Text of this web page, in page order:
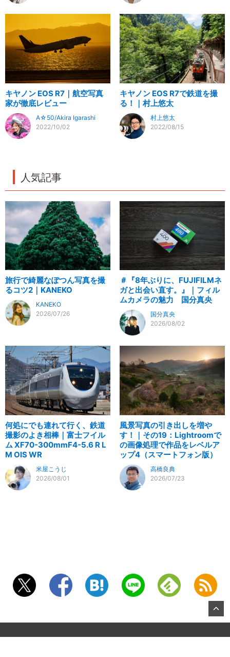
キヤノン EOS R7｜航空写真
家が徹底レビュー
A☆50/Akira Igarashi
2022/10/02
キヤノン EOS R7で鉄道を撮
る！｜村上悠太
村上悠太
2022/08/15
人気記事
旅行で綺麗なぽつん写真を撮
るコツ2｜KANEKO
KANEKO
2026/07/26
＃『8年ぶりに、FUJIFILMネ
ガと出会い直す。』｜フィル
ムカメラの魅力 国分真央
国分真央
2026/08/02
何処にでも連れて行く、鉄道
撮影のよき相棒｜富士フイル
ム XF70-300mmF4-5.6 R L
M OIS WR
米屋こうじ
2026/08/01
風景写真の引き出しを増や
す！｜その19：Lightroomで
の画像処理で作品をレベルア
ップ4（スマートフォン版）
高橋良典
2026/07/23